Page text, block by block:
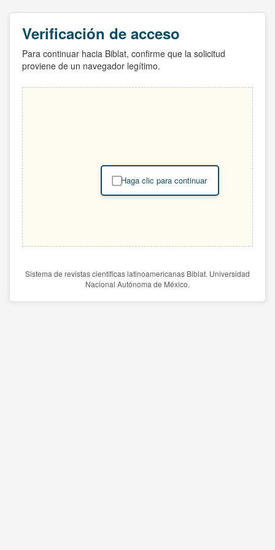
Verificación de acceso
Para continuar hacia Biblat, confirme que la solicitud
proviene de un navegador legítimo.
Haga clic para continuar
Sistema de revistas científicas latinoamericanas Biblat. Universidad
Nacional Autónoma de México.